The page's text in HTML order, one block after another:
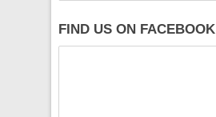
FIND US ON FACEBOOK